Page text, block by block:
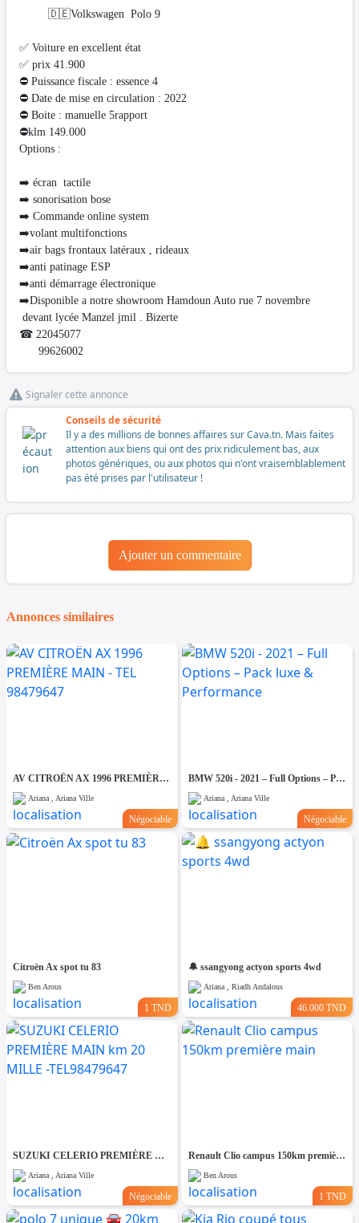
🇩🇪Volkswagen Polo 9
✅ Voiture en excellent état
✅ prix 41.900
⛔ Puissance fiscale : essence 4
⛔ Date de mise en circulation : 2022
⛔ Boite : manuelle 5rapport
⛔️klm 149.000
Options :
➡️ écran tactile
➡️ sonorisation bose
➡️ Commande online system
➡️volant multifonctions
➡️air bags frontaux latéraux , rideaux
➡️anti patinage ESP
➡️anti démarrage électronique
➡️Disponible a notre showroom Hamdoun Auto rue 7 novembre
devant lycée Manzel jmil . Bizerte
☎ 22045077
99626002
Signaler cette annonce
Conseils de sécurité
Il y a des millions de bonnes affaires sur Cava.tn. Mais faites
attention aux biens qui ont des prix ridiculement bas, aux
photos génériques, ou aux photos qui n'ont vraisemblablement
pas été prises par l'utilisateur !
Ajouter un commentaire
Annonces similaires
AV CITROËN AX 1996 PREMIÈRE MAIN - TEL 98479647
Ariana , Ariana Ville
Négociable
BMW 520i - 2021 – Full Options – Pack luxe & Performance
Ariana , Ariana Ville
Négociable
Citroën Ax spot tu 83
Ben Arous
1 TND
🔔 ssangyong actyon sports 4wd
Ariana , Riadh Andalous
46.000 TND
SUZUKI CELERIO PREMIÈRE MAIN km 20 MILLE -TEL98479647
Ariana , Ariana Ville
Négociable
Renault Clio campus 150km première main
Ben Arous
1 TND